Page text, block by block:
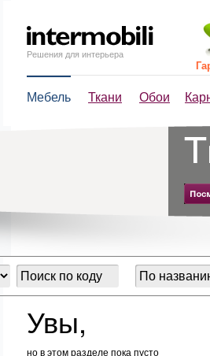
Решения для интерьера
Мебель Ткани Обои
Увы,
но в этом разделе пока пусто